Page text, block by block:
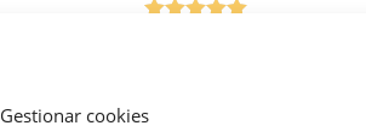
Gestionar cookies